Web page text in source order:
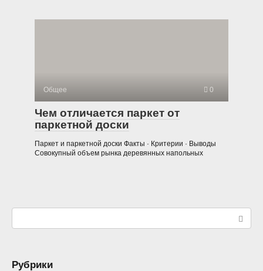
Общее 0
Чем отличается паркет от
паркетной доски
Паркет и паркетной доски Факты · Критерии · Выводы
Совокупный объем рынка деревянных напольных
Рубрики